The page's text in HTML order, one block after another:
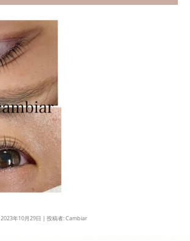
2023年10月29日 | 投稿者:Cambiar